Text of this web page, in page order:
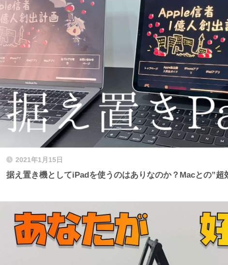
2021年1月15日
据え置き機としてiPadを使うのはありなのか？Macとの”超